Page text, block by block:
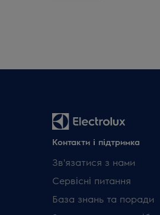
Контакти і підтримка
Зв'язатися з нами
Сервісні питання
База знань та поради